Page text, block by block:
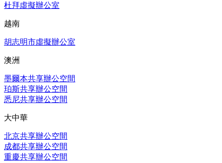
杜拜虛擬辦公室
越南
胡志明市虛擬辦公室
澳洲
墨爾本共享辦公空間
珀斯共享辦公空間
悉尼共享辦公空間
大中華
北京共享辦公空間
成都共享辦公空間
重慶共享辦公空間